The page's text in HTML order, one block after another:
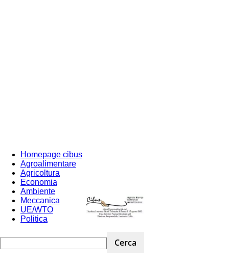
Homepage cibus
Agroalimentare
Agricoltura
Economia
Ambiente
Meccanica
UE/WTO
Politica